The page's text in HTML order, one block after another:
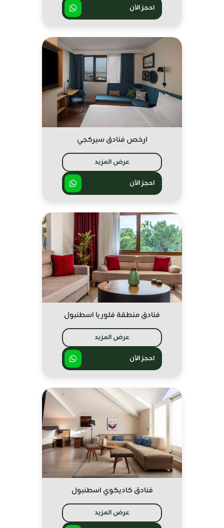
احجز الآن
ارخص فنادق سيركجي
عرض المزيد
احجز الآن
فنادق منطقة فلوريا اسطنبول
عرض المزيد
احجز الآن
فنادق كاديكوي اسطنبول
عرض المزيد